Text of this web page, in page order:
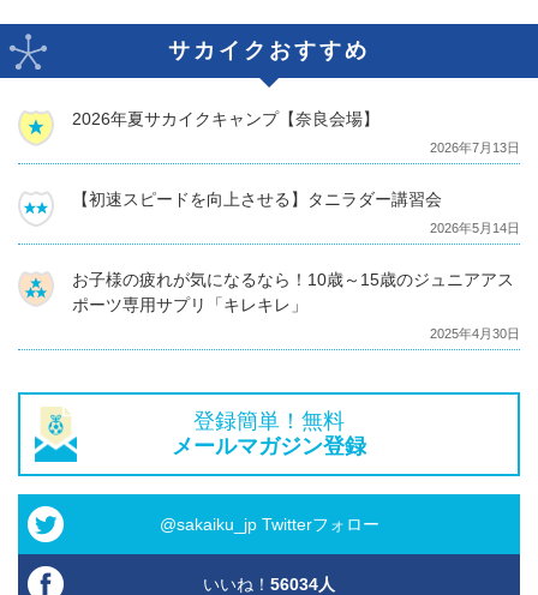
サカイクおすすめ
2026年夏サカイクキャンプ【奈良会場】
2026年7月13日
【初速スピードを向上させる】タニラダー講習会
2026年5月14日
お子様の疲れが気になるなら！10歳～15歳のジュニアアス
ポーツ専用サプリ「キレキレ」
2025年4月30日
登録簡単！無料
メールマガジン登録
@sakaiku_jp Twitterフォロー
いいね！ 56034人